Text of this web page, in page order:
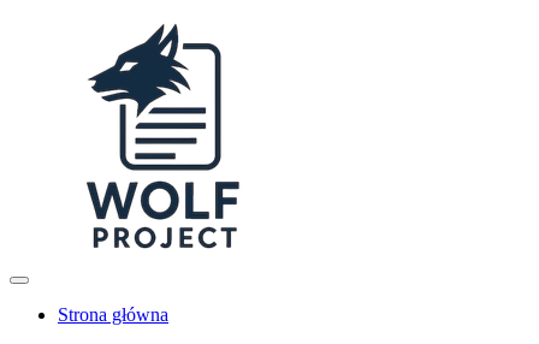
Wolf Project
Strona główna